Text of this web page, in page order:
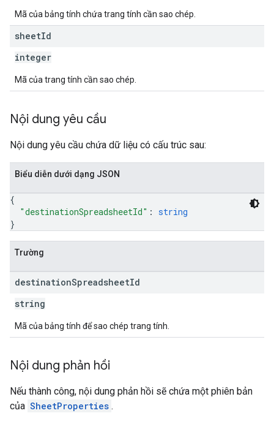
Mã của bảng tính chứa trang tính cần sao chép.
sheetId
integer
Mã của trang tính cần sao chép.
Nội dung yêu cầu
Nội dung yêu cầu chứa dữ liệu có cấu trúc sau:
Biểu diễn dưới dạng JSON
{
"destinationSpreadsheetId" : string
}
Trường
destinationSpreadsheetId
string
Mã của bảng tính để sao chép trang tính.
Nội dung phản hồi
Nếu thành công, nội dung phản hồi sẽ chứa một phiên bản
của SheetProperties .